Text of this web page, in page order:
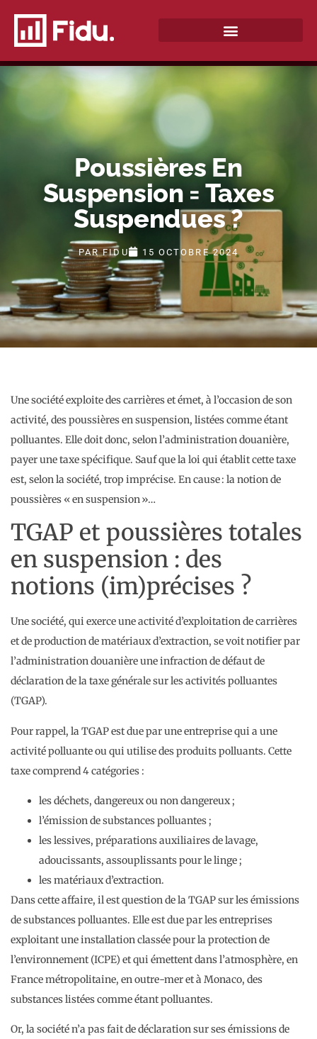
Poussières En
Suspension = Taxes
Suspendues ?
PARFIDU 15 OCTOBRE 2024
Une société exploite des carrières et émet, à l’occasion de son
activité, des poussières en suspension, listées comme étant
polluantes. Elle doit donc, selon l’administration douanière,
payer une taxe spécifique. Sauf que la loi qui établit cette taxe
est, selon la société, trop imprécise. En cause : la notion de
poussières « en suspension »…
TGAP et poussières totales
en suspension : des
notions (im)précises ?
Une société, qui exerce une activité d’exploitation de carrières
et de production de matériaux d’extraction, se voit notifier par
l’administration douanière une infraction de défaut de
déclaration de la taxe générale sur les activités polluantes
(TGAP).
Pour rappel, la TGAP est due par une entreprise qui a une
activité polluante ou qui utilise des produits polluants. Cette
taxe comprend 4 catégories :
les déchets, dangereux ou non dangereux ;
l’émission de substances polluantes ;
les lessives, préparations auxiliaires de lavage,
adoucissants, assouplissants pour le linge ;
les matériaux d’extraction.
Dans cette affaire, il est question de la TGAP sur les émissions
de substances polluantes. Elle est due par les entreprises
exploitant une installation classée pour la protection de
l’environnement (ICPE) et qui émettent dans l’atmosphère, en
France métropolitaine, en outre-mer et à Monaco, des
substances listées comme étant polluantes.
Or, la société n’a pas fait de déclaration sur ses émissions de